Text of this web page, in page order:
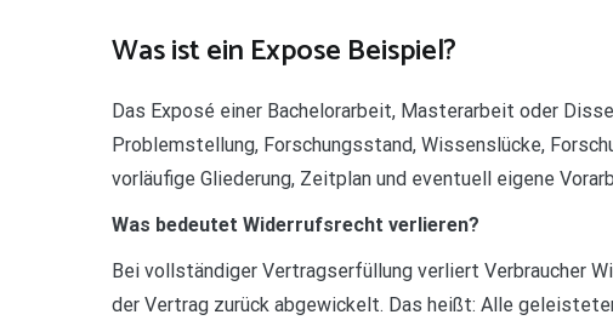
Was ist ein Expose Beispiel?
Das Exposé einer Bachelorarbeit, Masterarbeit oder
Problemstellung, Forschungsstand, Wissenslücke,
vorläufige Gliederung, Zeitplan und eventuell eigene
Was bedeutet Widerrufsrecht verlieren?
Bei vollständiger Vertragserfüllung verliert Verbraucher
der Vertrag zurück abgewickelt. Das heißt: Alle